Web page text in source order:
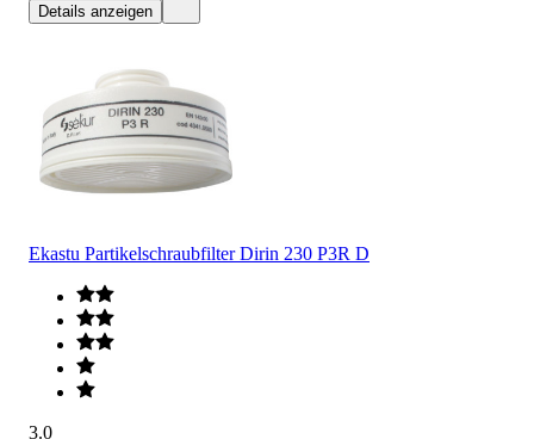
Details anzeigen
Ekastu Partikelschraubfilter Dirin 230 P3R D
3.0